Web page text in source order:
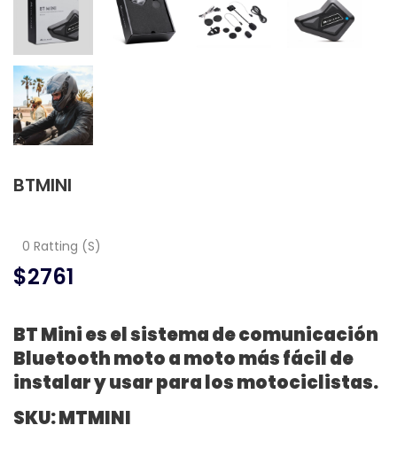
BTMINI
0 Ratting (S)
$2761
BT Mini es el sistema de comunicación
Bluetooth moto a moto más fácil de
instalar y usar para los motociclistas.
SKU: MTMINI